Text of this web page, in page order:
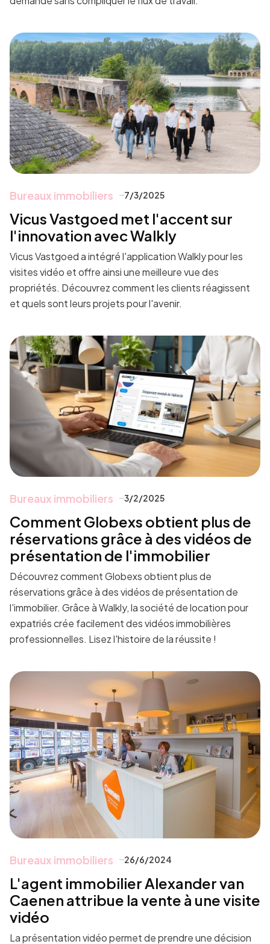
Bureaux immobiliers 7/3/2025
Vicus Vastgoed met l'accent sur
l'innovation avec Walkly
Vicus Vastgoed a intégré l'application Walkly pour les
visites vidéo et offre ainsi une meilleure vue des
propriétés. Découvrez comment les clients réagissent
et quels sont leurs projets pour l'avenir.
Bureaux immobiliers 3/2/2025
Comment Globexs obtient plus de
réservations grâce à des vidéos de
présentation de l'immobilier
Découvrez comment Globexs obtient plus de
réservations grâce à des vidéos de présentation de
l'immobilier. Grâce à Walkly, la société de location pour
expatriés crée facilement des vidéos immobilières
professionnelles. Lisez l'histoire de la réussite !
Bureaux immobiliers 26/6/2024
L'agent immobilier Alexander van
Caenen attribue la vente à une visite
vidéo
La présentation vidéo permet de prendre une décision